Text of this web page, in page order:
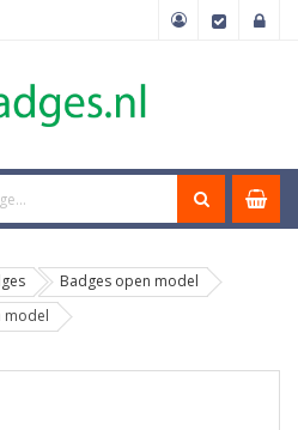
Badges open model
model